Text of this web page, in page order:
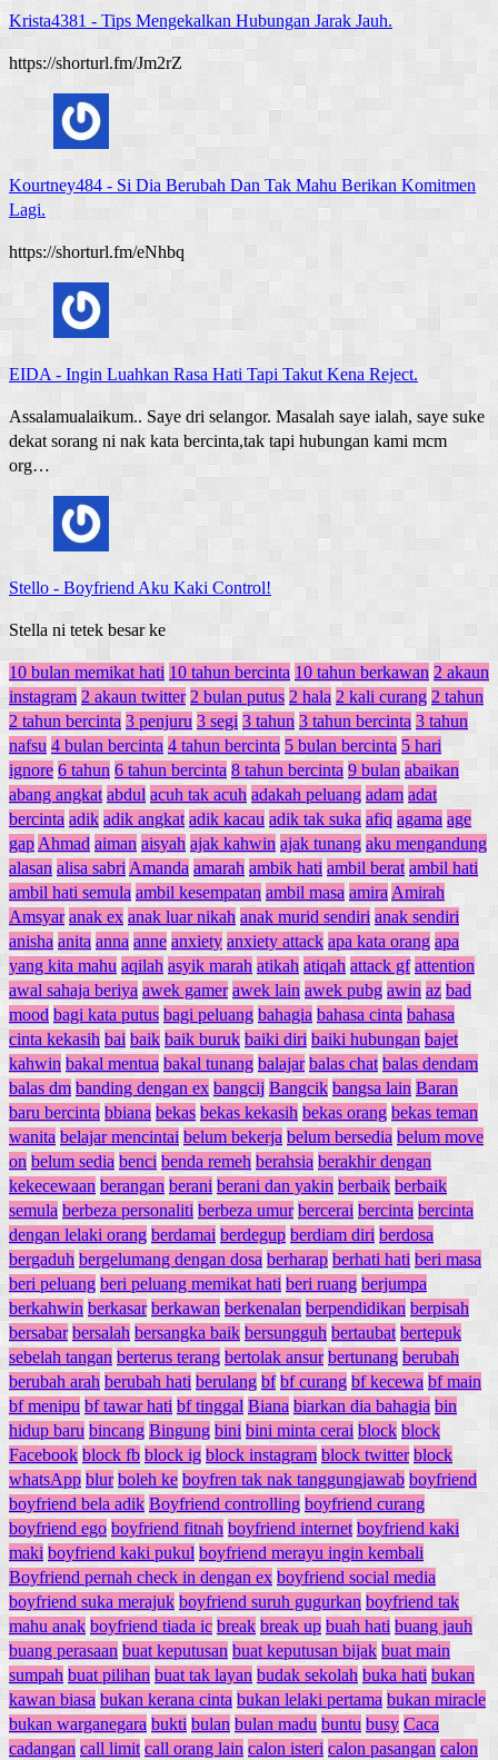
Krista4381 - Tips Mengekalkan Hubungan Jarak Jauh.
https://shorturl.fm/Jm2rZ
Kourtney484 - Si Dia Berubah Dan Tak Mahu Berikan Komitmen
Lagi.
https://shorturl.fm/eNhbq
EIDA- Ingin Luahkan Rasa Hati Tapi Takut Kena Reject.
Assalamualaikum.. Saye dri selangor. Masalah saye ialah, saye suke
dekat sorang ni nak kata bercinta,tak tapi hubungan kami mcm
org…
Stello - Boyfriend Aku Kaki Control!
Stella ni tetek besar ke
10 bulan memikat hati 10 tahun bercinta 10 tahun berkawan 2 akaun
instagram 2 akaun twitter 2 bulan putus 2 hala 2 kali curang 2 tahun
2 tahun bercinta 3 penjuru 3 segi 3 tahun 3 tahun bercinta 3 tahun
nafsu 4 bulan bercinta 4 tahun bercinta 5 bulan bercinta 5 hari
ignore 6 tahun 6 tahun bercinta 8 tahun bercinta 9 bulan abaikan
abang angkat abdul acuh tak acuh adakah peluang adam adat
bercinta adik adik angkat adik kacau adik tak suka afiq agama age
gapAhmad aiman aisyah ajak kahwin ajak tunang aku mengandung
alasan alisa sabriAmanda amarah ambik hati ambil berat ambil hati
ambil hati semula ambil kesempatan ambil masa amiraAmirah
Amsyar anak ex anak luar nikah anak murid sendiri anak sendiri
anisha anita anna anne anxiety anxiety attack apa kata orang apa
yang kita mahu aqilah asyik marah atikah atiqah attack gf attention
awal sahaja beriya awek gamer awek lain awek pubg awin az bad
mood bagi kata putus bagi peluang bahagia bahasa cinta bahasa
cinta kekasih bai baik baik buruk baiki diri baiki hubungan bajet
kahwin bakal mentua bakal tunang balajar balas chat balas dendam
balas dm banding dengan ex bangcij Bangcik bangsa lain Baran
baru bercinta bbiana bekas bekas kekasih bekas orang bekas teman
wanita belajar mencintai belum bekerja belum bersedia belum move
on belum sedia benci benda remeh berahsia berakhir dengan
kekecewaan berangan berani berani dan yakin berbaik berbaik
semula berbeza personaliti berbeza umur bercerai bercinta bercinta
dengan lelaki orang berdamai berdegup berdiam diri berdosa
bergaduh bergelumang dengan dosa berharap berhati hati beri masa
beri peluang beri peluang memikat hati beri ruang berjumpa
berkahwin berkasar berkawan berkenalan berpendidikan berpisah
bersabar bersalah bersangka baik bersungguh bertaubat bertepuk
sebelah tangan berterus terang bertolak ansur bertunang berubah
berubah arah berubah hati berulang bf bf curang bf kecewa bf main
bf menipu bf tawar hati bf tinggal Biana biarkan dia bahagia bin
hidup baru bincang Bingung bini bini minta cerai block block
Facebook block fb block ig block instagram block twitter block
whatsApp blur boleh ke boyfren tak nak tanggungjawab boyfriend
boyfriend bela adik Boyfriend controlling boyfriend curang
boyfriend ego boyfriend fitnah boyfriend internet boyfriend kaki
maki boyfriend kaki pukul boyfriend merayu ingin kembali
Boyfriend pernah check in dengan ex boyfriend social media
boyfriend suka merajuk boyfriend suruh gugurkan boyfriend tak
mahu anak boyfriend tiada ic break break up buah hati buang jauh
buang perasaan buat keputusan buat keputusan bijak buat main
sumpah buat pilihan buat tak layan budak sekolah buka hati bukan
kawan biasa bukan kerana cinta bukan lelaki pertama bukan miracle
bukan warganegara bukti bulan bulan madu buntu busy Caca
cadangan call limit call orang lain calon isteri calon pasangan calon